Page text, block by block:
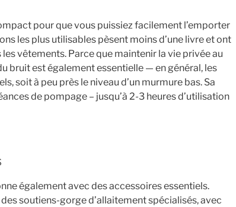
pour que vous puissiez facilement l’emporter
les plus utilisables pèsent moins d’une livre et ont
vêtements. Parce que maintenir la vie privée au
bruit est également essentielle — en général, les
soit à peu près le niveau d’un murmure bas. Sa
de pompage – jusqu’à 2-3 heures d’utilisation
également avec des accessoires essentiels.
soutiens-gorge d’allaitement spécialisés, avec